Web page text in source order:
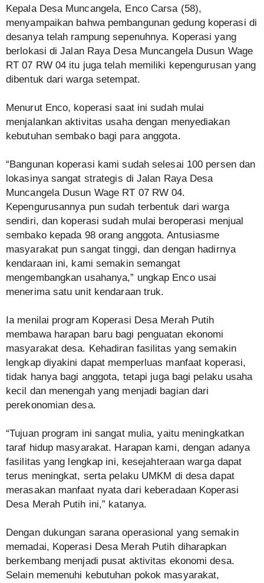
Kepala Desa Muncangela, Enco Carsa (58),
menyampaikan bahwa pembangunan gedung koperasi di
desanya telah rampung sepenuhnya. Koperasi yang
berlokasi di Jalan Raya Desa Muncangela Dusun Wage
RT 07 RW 04 itu juga telah memiliki kepengurusan yang
dibentuk dari warga setempat.
Menurut Enco, koperasi saat ini sudah mulai
menjalankan aktivitas usaha dengan menyediakan
kebutuhan sembako bagi para anggota.
“Bangunan koperasi kami sudah selesai 100 persen dan
lokasinya sangat strategis di Jalan Raya Desa
Muncangela Dusun Wage RT 07 RW 04.
Kepengurusannya pun sudah terbentuk dari warga
sendiri, dan koperasi sudah mulai beroperasi menjual
sembako kepada 98 orang anggota. Antusiasme
masyarakat pun sangat tinggi, dan dengan hadirnya
kendaraan ini, kami semakin semangat
mengembangkan usahanya,” ungkap Enco usai
menerima satu unit kendaraan truk.
Ia menilai program Koperasi Desa Merah Putih
membawa harapan baru bagi penguatan ekonomi
masyarakat desa. Kehadiran fasilitas yang semakin
lengkap diyakini dapat memperluas manfaat koperasi,
tidak hanya bagi anggota, tetapi juga bagi pelaku usaha
kecil dan menengah yang menjadi bagian dari
perekonomian desa.
“Tujuan program ini sangat mulia, yaitu meningkatkan
taraf hidup masyarakat. Harapan kami, dengan adanya
fasilitas yang lengkap ini, kesejahteraan warga dapat
terus meningkat, serta pelaku UMKM di desa dapat
merasakan manfaat nyata dari keberadaan Koperasi
Desa Merah Putih ini,” katanya.
Dengan dukungan sarana operasional yang semakin
memadai, Koperasi Desa Merah Putih diharapkan
berkembang menjadi pusat aktivitas ekonomi desa.
Selain memenuhi kebutuhan pokok masyarakat,